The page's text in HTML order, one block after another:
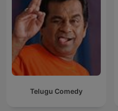
Telugu Comedy